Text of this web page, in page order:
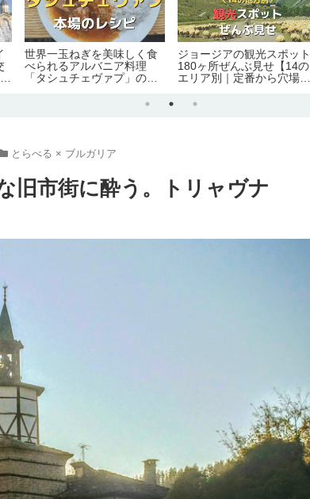
世界一玉ねぎを美味しく食
べられるアルバニア料理
「タシュチェヴァプ」のレ
ジョージアの観光スポット
180ヶ所ぜんぶ見せ【14の
エリア別｜定番から穴場ま
とらべる × ブルガリア
旧市街に酔う。トリャヴナ